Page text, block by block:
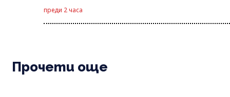
преди 2 часа
Прочети още